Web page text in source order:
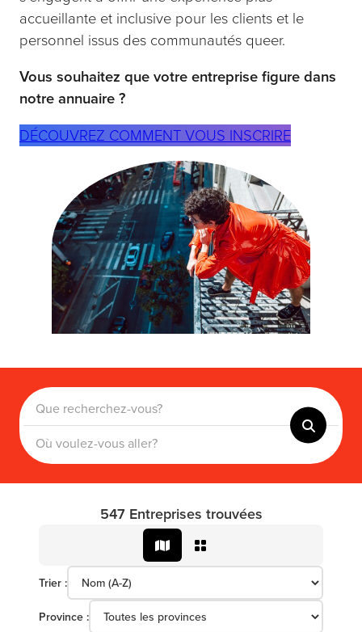
accueillante et inclusive pour les clients et le
personnel issus des communautés queer.
Vous souhaitez que votre entreprise figure dans
notre annuaire ?
DÉCOUVREZ COMMENT VOUS INSCRIRE
547 Entreprises trouvées
Trier :
Province :